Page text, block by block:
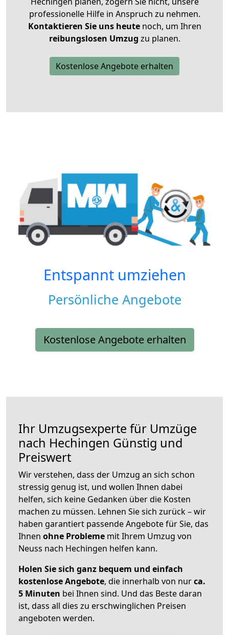
professionelle Hilfe in Anspruch zu nehmen.
Kontaktieren Sie uns heutenoch, um Ihren
reibungslosen Umzug zu planen.
Kostenlose Angebote erhalten
Entspannt umziehen
Persönliche Angebote
Kostenlose Angebote erhalten
Ihr Umzugsexperte für Umzüge
nach Hechingen Günstig und
Preiswert
Wir verstehen, dass der Umzug an sich schon
stressig genug ist, und wollen Ihnen dabei
helfen, sich keine Gedanken über die Kosten
machen zu müssen. Lehnen Sie sich zurück – wir
haben garantiert passende Angebote für Sie, das
Ihnen ohne Probleme mit Ihrem Umzug von
Neuss nach Hechingen helfen kann.
Holen Sie sich ganz bequem und einfach
kostenlose Angebote, die innerhalb von nurca.
5 Minuten bei Ihnen sind. Und das Beste daran
ist, dass all dies zu erschwinglichen Preisen
angeboten werden.